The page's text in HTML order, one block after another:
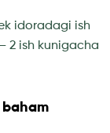
idoradagi ish
2 ish kunigacha